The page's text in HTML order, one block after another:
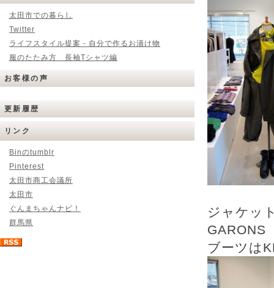
太田市での暮らし
Twitter
ライフスタイル提案 - 自分で作るお漬け物
服のたたみ方 長袖Tシャツ編
お客様の声
更新履歴
リンク
Binのtumblr
Pinterest
太田市商工会議所
太田市
ぐんまちゃんナビ！
群馬県
ジャケッ
GARONS
ブーツは